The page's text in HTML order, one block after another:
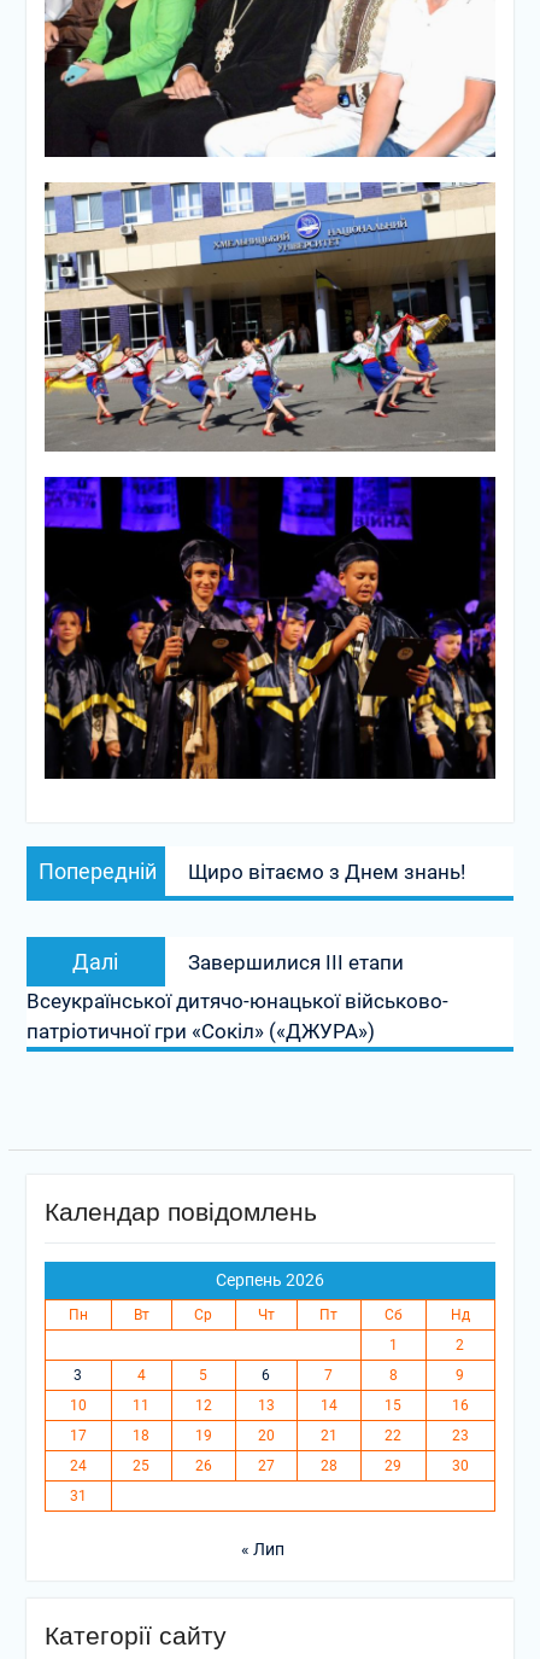
Навігація
записів
Попередній
Попередній
запис:
Щиро вітаємо з Днем знань!
Далі
запис:
Завершилися ІІІ етапи
Всеукраїнської дитячо-юнацької військово-
патріотичної гри «Сокіл» («ДЖУРА»)
Календар повідомлень
Серпень 2026
Пн Вт Ср Чт Пт Сб
Нд
1
2
3
4 5 6 7 8
9
10
11 12 13 14 15
16
17
18 19 20 21 22
23
24
25 26 27 28 29
30
31
« Лип
Категорії сайту